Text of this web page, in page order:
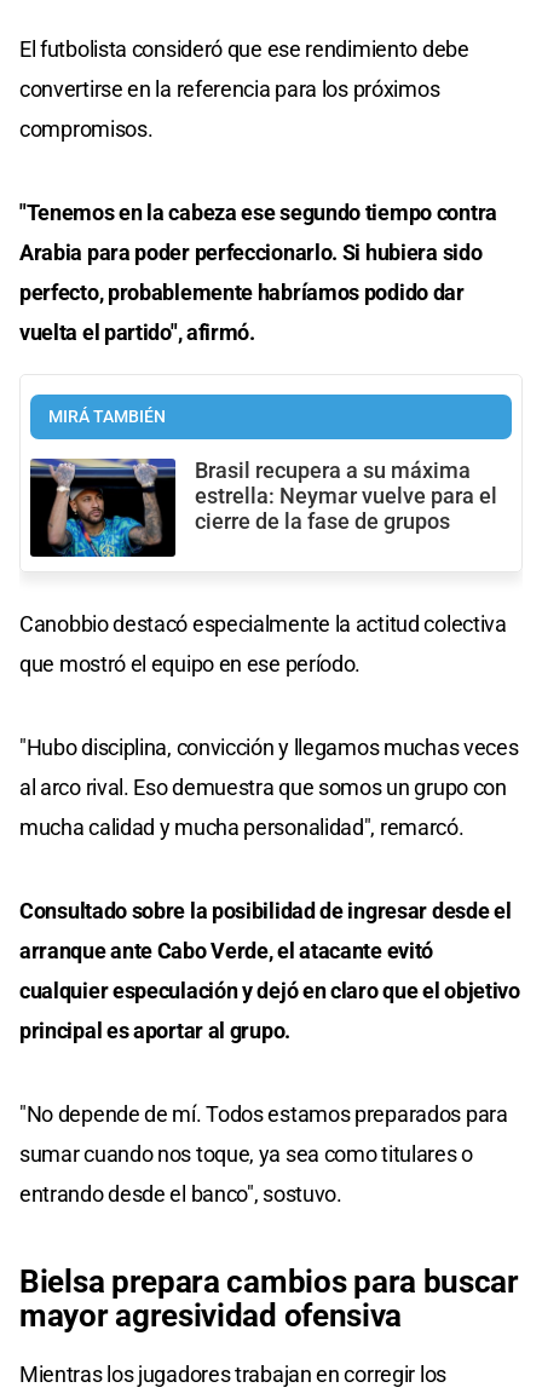
El futbolista consideró que ese rendimiento debe
convertirse en la referencia para los próximos
compromisos.
"Tenemos en la cabeza ese segundo tiempo contra
Arabia para poder perfeccionarlo. Si hubiera sido
perfecto, probablemente habríamos podido dar
vuelta el partido", afirmó.
MIRÁ TAMBIÉN
Brasil recupera a su máxima
estrella: Neymar vuelve para el
cierre de la fase de grupos
Canobbio destacó especialmente la actitud colectiva
que mostró el equipo en ese período.
"Hubo disciplina, convicción y llegamos muchas veces
al arco rival. Eso demuestra que somos un grupo con
mucha calidad y mucha personalidad", remarcó.
Consultado sobre la posibilidad de ingresar desde el
arranque ante Cabo Verde, el atacante evitó
cualquier especulación y dejó en claro que el objetivo
principal es aportar al grupo.
"No depende de mí. Todos estamos preparados para
sumar cuando nos toque, ya sea como titulares o
entrando desde el banco", sostuvo.
Bielsa prepara cambios para buscar
mayor agresividad ofensiva
Mientras los jugadores trabajan en corregir los